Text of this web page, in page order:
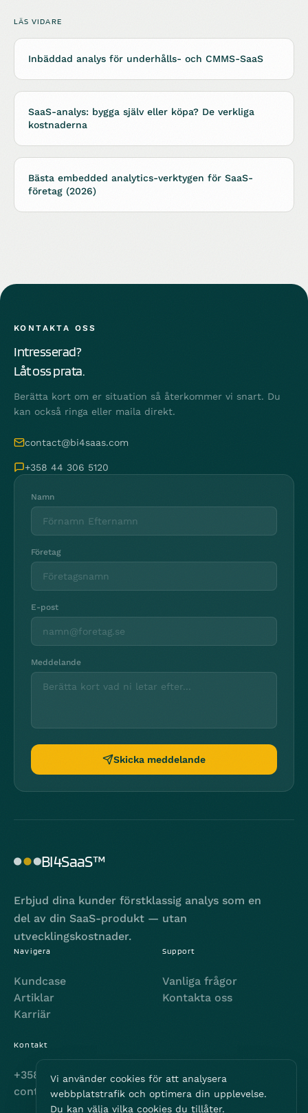
Vi använder cookies för att analysera
webbplatstrafik och optimera din upplevelse.
Du kan välja vilka cookies du tillåter.
LÄS VIDARE
Inbäddad analys för underhålls- och CMMS-SaaS
SaaS-analys: bygga själv eller köpa? De verkliga
kostnaderna
Bästa embedded analytics-verktygen för SaaS-
företag (2026)
KONTAKTA OSS
Intresserad?
Låt oss prata.
Berätta kort om er situation så återkommer vi snart. Du
kan också ringa eller maila direkt.
contact@bi4saas.com
+358 44 306 5120
Namn
Företag
E-post
Meddelande
Skicka meddelande
BI4SaaS™
Erbjud dina kunder förstklassig analys som en
del av din SaaS-produkt — utan
utvecklingskostnader.
Navigera
Kundcase
Artiklar
Karriär
Support
Vanliga frågor
Kontakta oss
Kontakt
+358 44 306 5120
contact@bi4saas.com